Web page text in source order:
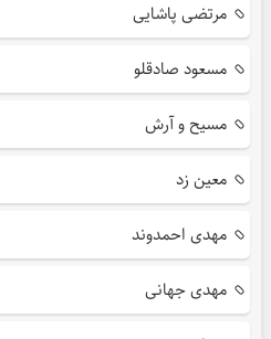
مرتضی پاشایی
مسعود صادقلو
مسیح و آرش
معین زد
مهدی احمدوند
مهدی جهانی